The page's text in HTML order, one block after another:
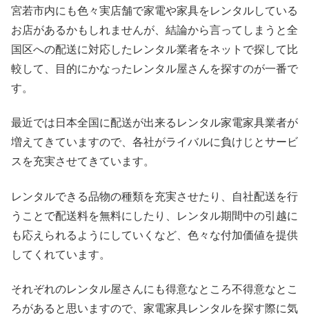
宮若市内にも色々実店舗で家電や家具をレンタルしている
お店があるかもしれませんが、結論から言ってしまうと全
国区への配送に対応したレンタル業者をネットで探して比
較して、目的にかなったレンタル屋さんを探すのが一番で
す。
最近では日本全国に配送が出来るレンタル家電家具業者が
増えてきていますので、各社がライバルに負けじとサービ
スを充実させてきています。
レンタルできる品物の種類を充実させたり、自社配送を行
うことで配送料を無料にしたり、レンタル期間中の引越に
も応えられるようにしていくなど、色々な付加価値を提供
してくれています。
それぞれのレンタル屋さんにも得意なところ不得意なとこ
ろがあると思いますので、家電家具レンタルを探す際に気